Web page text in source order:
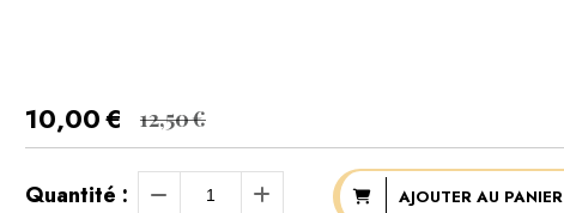
10,00€ 12,50€
Quantité : AJOUTER AU PANIER